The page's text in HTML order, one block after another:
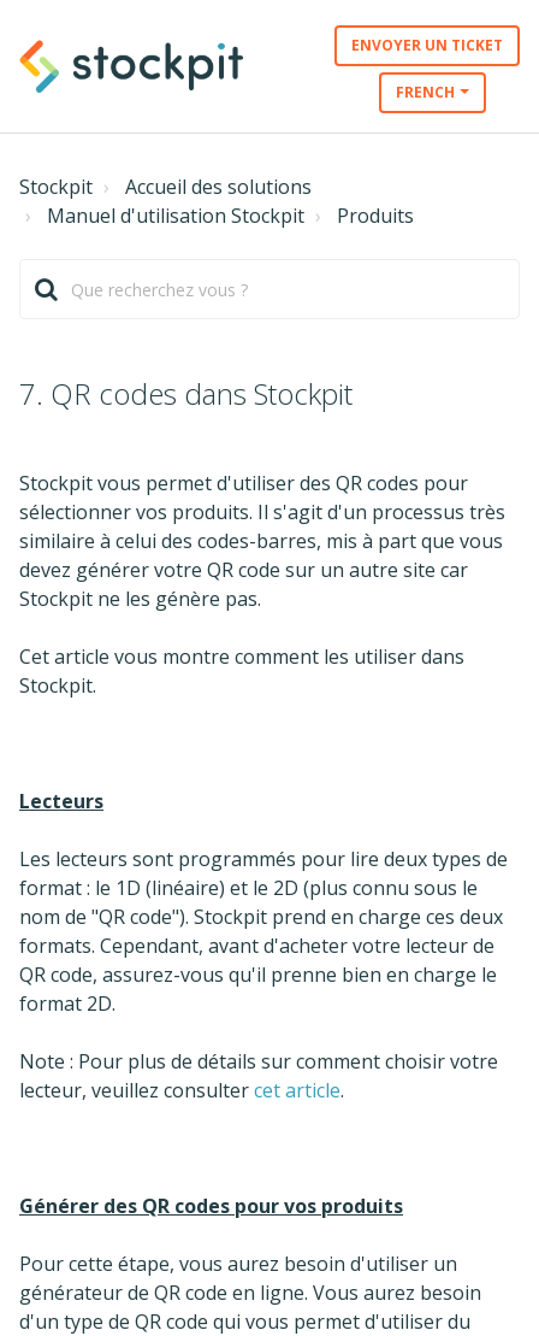
ENVOYER UN TICKET
FRENCH
Stockpit
Accueil des solutions
Manuel d'utilisation Stockpit
Produits
7. QR codes dans Stockpit
Stockpit vous permet d'utiliser des QR codes pour
sélectionner vos produits. Il s'agit d'un processus très
similaire à celui des codes-barres, mis à part que vous
devez générer votre QR code sur un autre site car
Stockpit ne les génère pas.
Cet article vous montre comment les utiliser dans
Stockpit.
Lecteurs
Les lecteurs sont programmés pour lire deux types de
format : le 1D (linéaire) et le 2D (plus connu sous le
nom de "QR code"). Stockpit prend en charge ces deux
formats. Cependant, avant d'acheter votre lecteur de
QR code, assurez-vous qu'il prenne bien en charge le
format 2D.
Note : Pour plus de détails sur comment choisir votre
lecteur, veuillez consultercet article.
Générer des QR codes pour vos produits
Pour cette étape, vous aurez besoin d'utiliser un
générateur de QR code en ligne. Vous aurez besoin
d'un type de QR code qui vous permet d'utiliser du